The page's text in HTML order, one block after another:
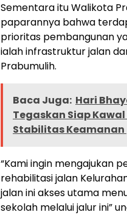
Sementara itu Walikota
paparannya bahwa
prioritas pembangunan
ialah infrastruktur jalan
Prabumulih.
Baca Juga: Hari
Tegaskan Siap
Stabilitas Keamanan ‎
“Kami ingin mengajukan
rehabilitasi jalan
jalan ini akses utama
sekolah melalui jalur ini”